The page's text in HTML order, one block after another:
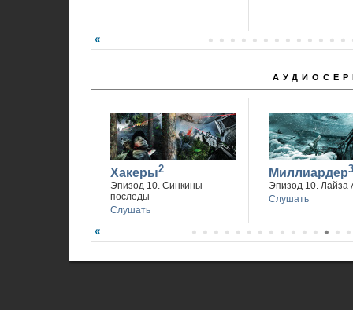
Хакеры2
Эпизод 10. Синкины
последы
Слушать
Миллиардер3
Эпизод 10. Лайза
Слушать